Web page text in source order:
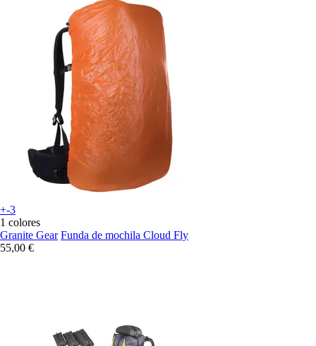
+-3
1 colores
Granite Gear Funda de mochila Cloud Fly
55,00 €